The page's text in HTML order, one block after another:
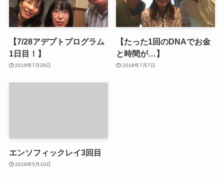
【7/28アデプトプログラム
1日目！】
2018年7月28日
【たった1回のDNAでお金
と時間が…】
2018年7月7日
エンソフィックレイ3回目
2018年5月10日